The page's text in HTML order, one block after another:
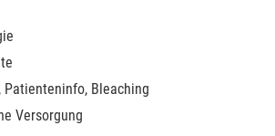
Patienteninfo, Bleaching
Versorgung